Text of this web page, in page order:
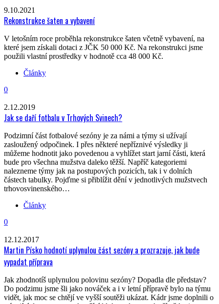
9.10.2021
Rekonstrukce šaten a vybavení
V letošním roce proběhla rekonstrukce šaten včetně vybavení, na
které jsem získali dotaci z JČK 50 000 Kč. Na rekonstrukci jsme
použili vlastní prostředky v hodnotě cca 48 000 Kč.
Články
0
2.12.2019
Jak se daří fotbalu v Trhových Svinech?
Podzimní část fotbalové sezóny je za námi a týmy si užívají
zasloužený odpočinek. I přes některé nepříznivé výsledky ji
můžeme hodnotit jako povedenou a vyhlížet start jarní části, která
bude pro všechna mužstva daleko těžší. Napříč kategoriemi
nalezneme týmy jak na postupových pozicích, tak i v dolních
částech tabulky. Pojďme si přiblížit dění v jednotlivých mužstvech
trhovosvinenského…
Články
0
12.12.2017
Martin Písko hodnotí uplynulou část sezóny a prozrazuje, jak bude
vypadat příprava
Jak zhodnotíš uplynulou polovinu sezóny? Dopadla dle představ?
Do podzimu jsme šli jako nováček a i v letní přípravě bylo na týmu
vidět, jak moc se chtějí ve vyšší soutěži ukázat. Kádr jsme doplnili o